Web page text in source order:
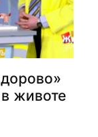
животе